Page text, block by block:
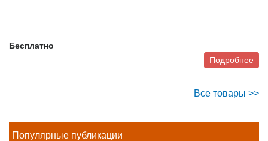
Бесплатно
Подробнее
Все товары >>
Популярные публикации